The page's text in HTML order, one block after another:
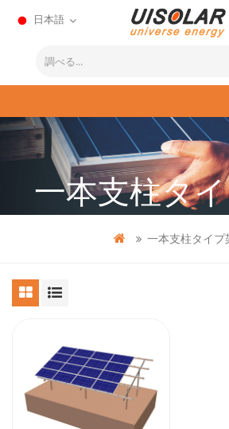
日本語
一本支柱タ
一本支柱タイプ